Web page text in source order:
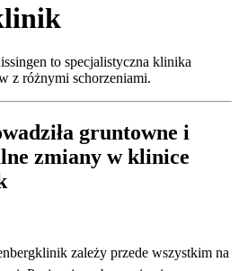
to specjalistyczna klinika
z różnymi schorzeniami.
gruntowne i
zmiany w klinice
zależy przede wszystkim na